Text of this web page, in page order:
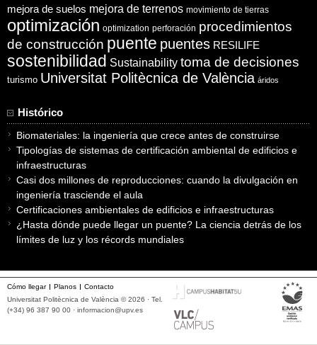
mejora de suelos mejora de terrenos movimiento de tierras
optimización optimization perforación procedimientos
de construcción puente puentes RESILIFE
sostenibilidad Sustainability toma de decisiones
turismo Universitat Politècnica de València áridos
Histórico
Biomateriales: la ingeniería que crece antes de construirse
Tipologías de sistemas de certificación ambiental de edificios e
infraestructuras
Casi dos millones de reproducciones: cuando la divulgación en
ingeniería trasciende el aula
Certificaciones ambientales de edificios e infraestructuras
¿Hasta dónde puede llegar un puente? La ciencia detrás de los
límites de luz y los récords mundiales
Cómo llegar Planos
Contacto
Universitat Politècnica de València © 2026 · Tel.
(+34) 96 387 90 00 · informacion@upv.es